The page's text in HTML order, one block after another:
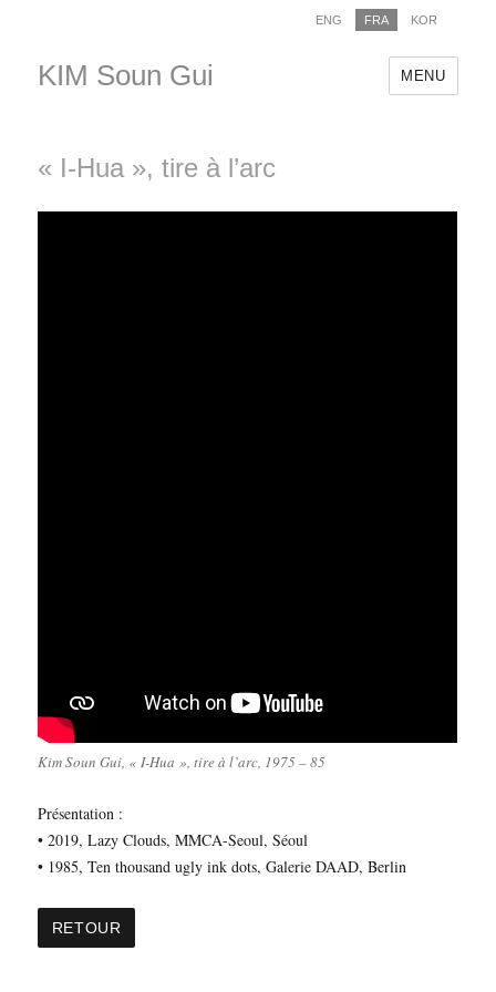
ENG FRA KOR
KIM Soun Gui MENU
« I-Hua », tire à l’arc
Kim Soun Gui, « I-Hua », tire à l’arc, 1975 – 85
Présentation :
• 2019, Lazy Clouds, MMCA-Seoul, Séoul
• 1985, Ten thousand ugly ink dots, Galerie DAAD, Berlin